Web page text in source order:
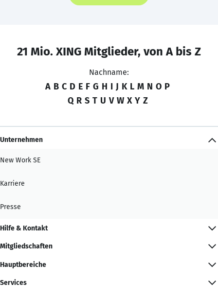
21 Mio. XING Mitglieder, von A bis Z
Nachname:
A B C D E F G H I J K L M N O P
Q R S T U V W X Y Z
Unternehmen
New Work SE
Karriere
Presse
Hilfe & Kontakt
Mitgliedschaften
Hauptbereiche
Services